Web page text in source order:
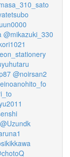
@mikazuki_330
@noirsan2
@Uzundk